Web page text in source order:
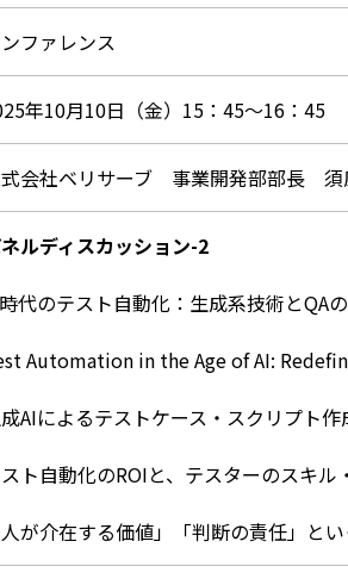
ファレンス
年10月10日（金）15：45～16：45
会社ベリサーブ 事業開発部部長 須
ルディスカッション-2
代のテスト自動化：生成系技術とQA
Automation in the Age of AI:
AIによるテストケース・スクリプト
ト自動化のROIと、テスターのスキル
人が介在する価値」「判断の責任」と